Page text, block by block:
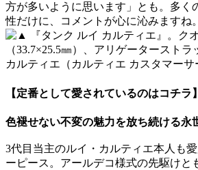
方が多いように思います」とも。多く
性だけに、コメントが心に沁みますね。
【定番として愛されているのはコチラ】
色褪せない不変の魅力を放ち続ける永
3代目当主のルイ・カルティエ本人も
ーピース。アールデコ様式の先駆けと